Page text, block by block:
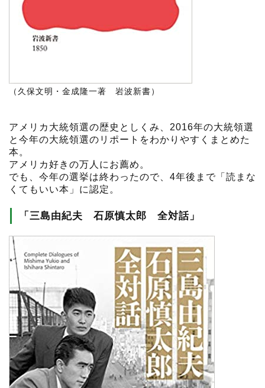
（久保文明・金成隆一著 岩波新書）
アメリカ大統領選の歴史としくみ、2016年の大統領選
と今年の大統領選のリポートをわかりやすくまとめた
本。
アメリカ好きの万人にお薦め。
でも、今年の選挙は終わったので、4年後まで「読まな
くてもいい本」に認定。
「三島由紀夫 石原慎太郎 全対話」